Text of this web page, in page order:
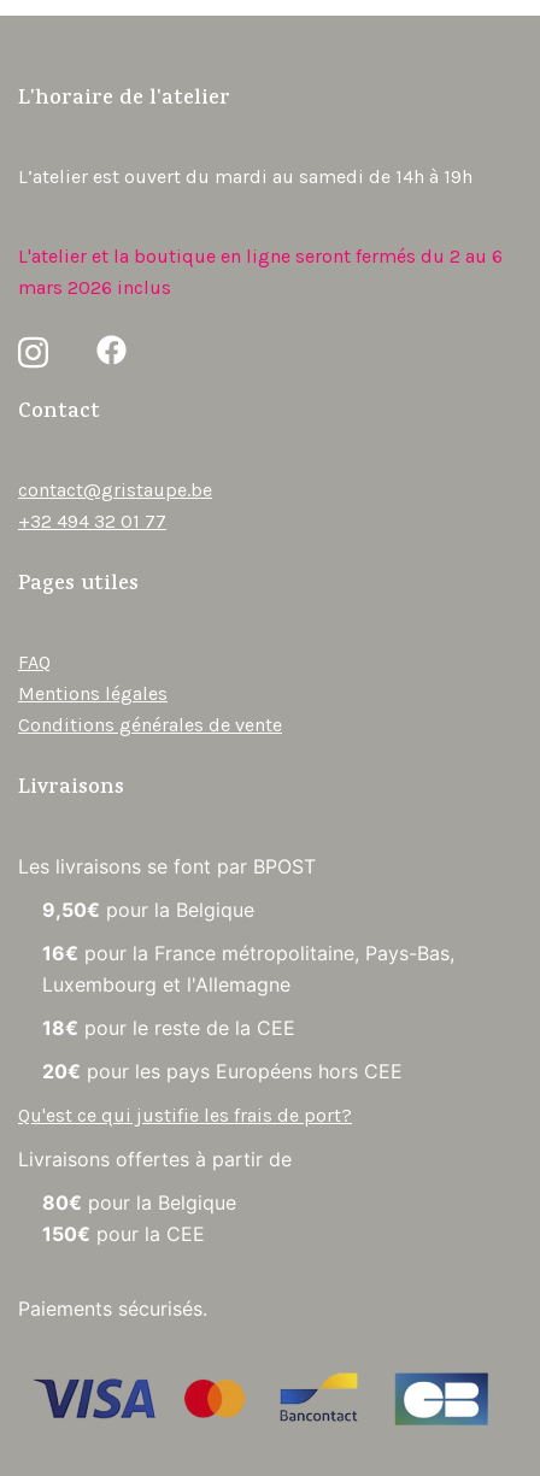
2,40 €.1,92 €.
L'horaire de l'atelier
L’atelier est ouvert du mardi au samedi de 14h à 19h
L'atelier et la boutique en ligne seront fermés du 2 au 6
mars 2026 inclus
Contact
contact@gristaupe.be
+32 494 32 01 77
Pages utiles
FAQ
Mentions légales
Conditions générales de vente
Livraisons
Les livraisons se font par BPOST
9,50€ pour la Belgique
16€ pour la France métropolitaine, Pays-Bas,
Luxembourg et l'Allemagne
18€ pour le reste de la CEE
20€ pour les pays Européens hors CEE
Qu'est ce qui justifie les frais de port?
Livraisons offertes à partir de
80€ pour la Belgique
150€ pour la CEE
Paiements sécurisés.